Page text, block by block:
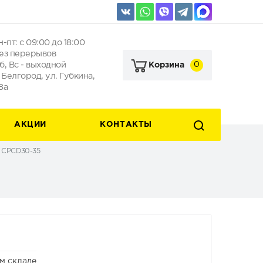
пт: с 09:00 до 18:00
перерывов
Вс - выходной
Белгород, ул. Губкина,
Корзина 0
АКЦИИ КОНТАКТЫ
35
складе